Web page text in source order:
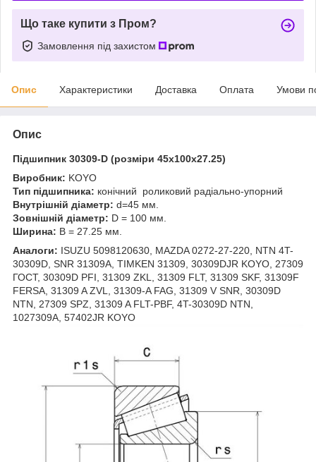
Що таке купити з Пром?
Замовлення під захистом
Опис Характеристики Доставка Оплата Умови
Опис
Підшипник 30309-D (розміри 45x100x27.25)
Виробник: KOYO
Тип підшипника: конічний роликовий радіально-упорний
Внутрішній діаметр: d=45 мм.
Зовнішній діаметр: D = 100 мм.
Ширина: B = 27.25 мм.
Аналоги: ISUZU 5098120630, MAZDA 0272-27-220, NTN 4T-
30309D, SNR 31309A, TIMKEN 31309, 30309DJR KOYO, 27309
ГОСТ, 30309D PFI, 31309 ZKL, 31309 FLT, 31309 SKF, 31309F
FERSA, 31309 A ZVL, 31309-A FAG, 31309 V SNR, 30309D
NTN, 27309 SPZ, 31309 A FLT-PBF, 4T-30309D NTN,
1027309А, 57402JR KOYO